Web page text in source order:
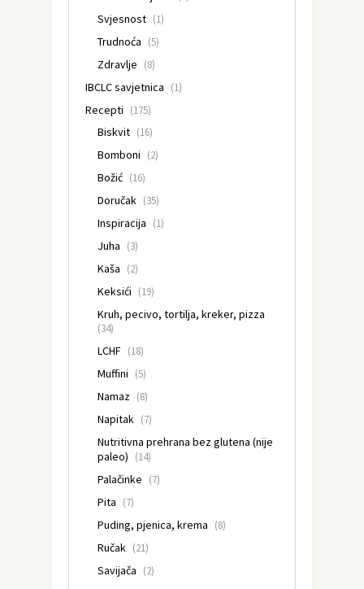
Svjesnost (1)
Trudnoća (5)
Zdravlje (8)
IBCLC savjetnica (1)
Recepti (175)
Biskvit (16)
Bomboni (2)
Božić (16)
Doručak (35)
Inspiracija (1)
Juha (3)
Kaša (2)
Keksići (19)
Kruh, pecivo, tortilja, kreker, pizza
(34)
LCHF (18)
Muffini (5)
Namaz (8)
Napitak (7)
Nutritivna prehrana bez glutena (nije
paleo) (14)
Palačinke (7)
Pita (7)
Puding, pjenica, krema (8)
Ručak (21)
Savijača (2)